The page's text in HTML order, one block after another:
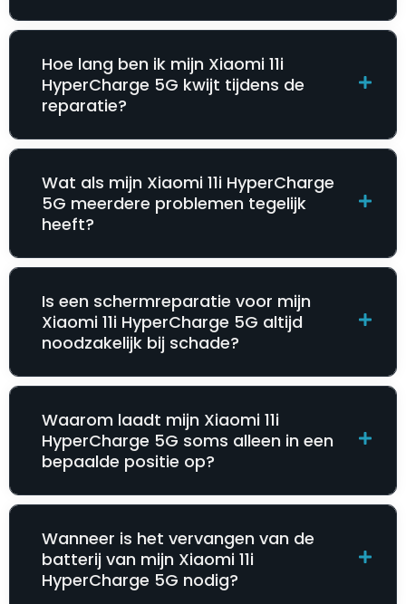
Hoe lang ben ik mijn Xiaomi 11i
HyperCharge 5G kwijt tijdens de
reparatie?
Wat als mijn Xiaomi 11i HyperCharge
5G meerdere problemen tegelijk
heeft?
Is een schermreparatie voor mijn
Xiaomi 11i HyperCharge 5G altijd
noodzakelijk bij schade?
Waarom laadt mijn Xiaomi 11i
HyperCharge 5G soms alleen in een
bepaalde positie op?
Wanneer is het vervangen van de
batterij van mijn Xiaomi 11i
HyperCharge 5G nodig?